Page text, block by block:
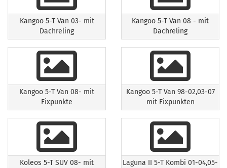
Kangoo 5-T Van 03- mit
Dachreling
Kangoo 5-T Van 08 - mit
Dachreling
Kangoo 5-T Van 08- mit
Fixpunkte
Kangoo 5-T Van 98-02,03-07
mit Fixpunkten
Koleos 5-T SUV 08- mit
Laguna II 5-T Kombi 01-04,05-